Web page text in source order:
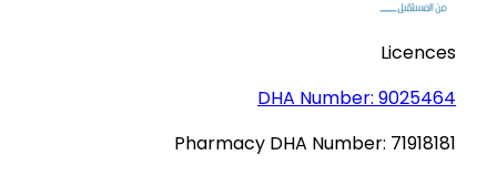
Licences
DHA Number: 9025464
Pharmacy DHA Number: 71918181